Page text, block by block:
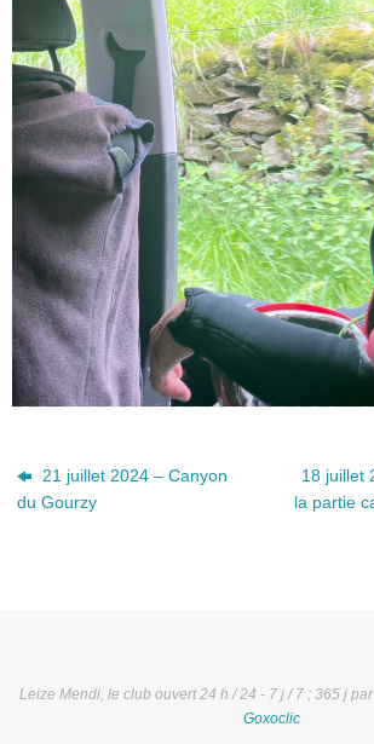
21 juillet 2024 – Canyon
du Gourzy
18 juillet
la partie
Leize Mendi, le club ouvert 24 h / 24 - 7 j / 7 ; 365 j
Goxoclic